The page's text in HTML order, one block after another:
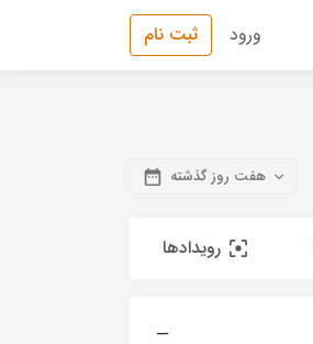
ورود ثبت نام
هفت روز گذشته
رویدادها
—